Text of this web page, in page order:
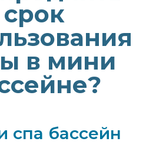
срок
в мини
спа бассейн